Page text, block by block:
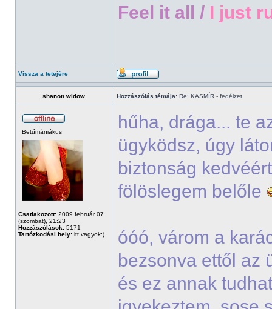
Feel it all / I just
Vissza a tetejére
shanon widow Hozzászólás témája: Re: KASMÍR - fedélzet
Betűmániákus
Csatlakozott: 2009 február 07
(szombat), 21:23
Hozzászólások: 5171
Tartózkodási hely: itt vagyok:)
hűha, drága... te
ügyködsz, úgy
biztonság
fölöslegem belőle
óóó, várom a
bezsonva ettől az
és ez annak